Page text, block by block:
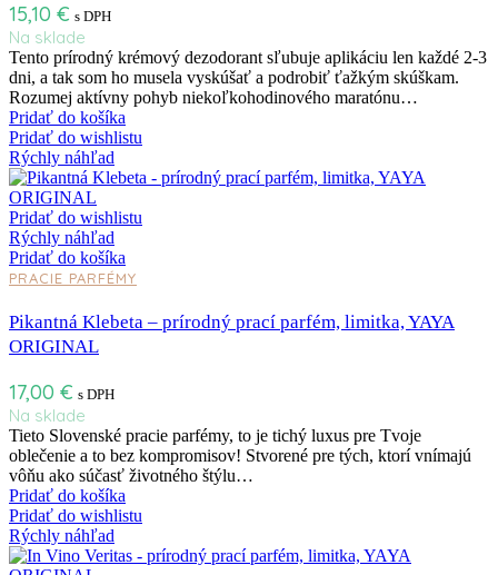
15,10 € s DPH
Na sklade
Tento prírodný krémový dezodorant sľubuje aplikáciu len každé 2-3
dni, a tak som ho musela vyskúšať a podrobiť ťažkým skúškam.
Rozumej aktívny pohyb niekoľkohodinového maratónu…
Pridať do košíka
Pridať do wishlistu
Rýchly náhľad
Pridať do wishlistu
Rýchly náhľad
Pridať do košíka
PRACIE PARFÉMY
Pikantná Klebeta – prírodný prací parfém, limitka, YAYA
ORIGINAL
17,00 € s DPH
Na sklade
Tieto Slovenské pracie parfémy, to je tichý luxus pre Tvoje
oblečenie a to bez kompromisov! Stvorené pre tých, ktorí vnímajú
vôňu ako súčasť životného štýlu…
Pridať do košíka
Pridať do wishlistu
Rýchly náhľad